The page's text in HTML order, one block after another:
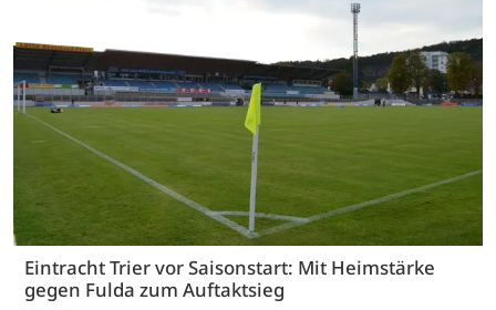
Eintracht Trier vor Saisonstart: Mit Heimstärke
gegen Fulda zum Auftaktsieg